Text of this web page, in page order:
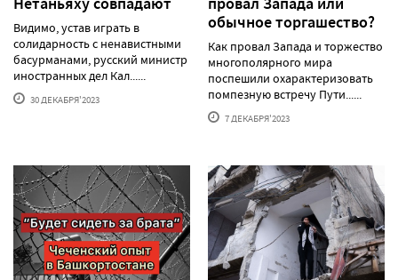
Видимо, устав играть в
солидарность с ненавистными
басурманами, русский министр
иностранных дел Кал......
30 ДЕКАБРЯ'2023
обычное торгашество?
Как провал Запада и торжество
многополярного мира
поспешили охарактеризовать
помпезную встречу Пути......
7 ДЕКАБРЯ'2023